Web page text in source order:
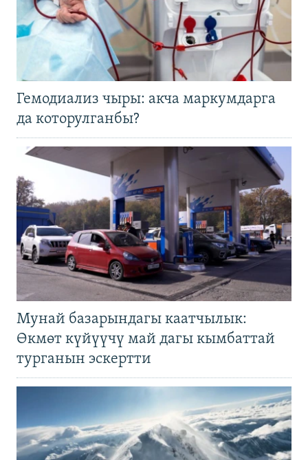
Гемодиализ чыры: акча маркумдарга
да которулганбы?
Мунай базарындагы каатчылык:
Өкмөт күйүүчү май дагы кымбаттай
турганын эскертти